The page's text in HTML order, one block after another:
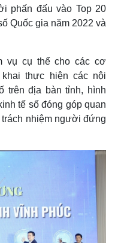
phấn đấu vào Top 20
Quốc gia năm 2022 và
vụ cụ thể cho các cơ
thực hiện các nội
trên địa bàn tỉnh, hình
tế số đóng góp quan
nhiệm người đứng